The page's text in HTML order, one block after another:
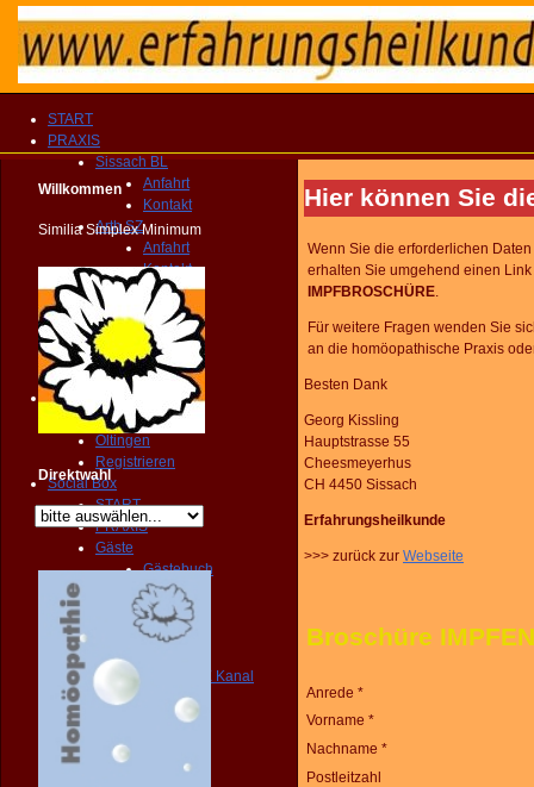
START
PRAXIS
Sissach BL
Anfahrt
Kontakt
Arth SZ
Anfahrt
Kontakt
Fragebogen
Kompendium
Homeocard
Broschüre
KONTAKT
Privat
Anfrage
Oltingen
Registrieren
Social Box
START
PRAXIS
Gäste
Gästebuch
Verein
Praxis
Club
Portale
YOUTUBE Kanal
BLOG
FORUM
Willkommen
Similia Simplex Minimum
Direktwahl
Hier können Sie
Wenn Sie die erforderlichen
erhalten Sie umgehend einen
IMPFBROSCHÜRE.
Für weitere Fragen wenden Sie
an die homöopathische Praxis
Besten Dank
Georg Kissling
Hauptstrasse 55
Cheesmeyerhus
CH 4450 Sissach
Erfahrungsheilkunde
>>> zurück zur Webseite
Broschüre IMPFEN
Anrede *
Vorname *
Nachname *
Postleitzahl